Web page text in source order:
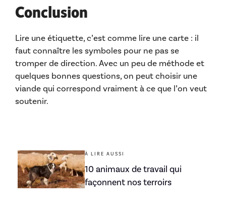
Conclusion
Lire une étiquette, c’est comme lire une carte : il
faut connaître les symboles pour ne pas se
tromper de direction. Avec un peu de méthode et
quelques bonnes questions, on peut choisir une
viande qui correspond vraiment à ce que l’on veut
soutenir.
À LIRE AUSSI
10 animaux de travail qui
façonnent nos terroirs